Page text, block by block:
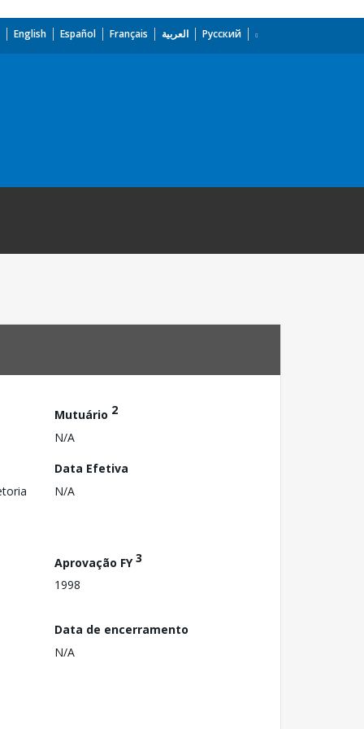
English Español Français العربية Русский
Mutuário 2
N/A
Data Efetiva
N/A
Aprovação FY3
1998
Data de encerramento
N/A